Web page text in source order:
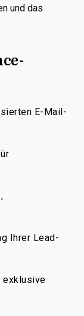
und das
E-Mail-
Ihrer Lead-
exklusive